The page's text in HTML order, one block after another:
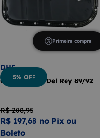
Primeira compra
DHF
Cárter Motor Del Rey 89/92
R$ 208,95
R$ 197,68 no Pix ou
Boleto
5% OFF